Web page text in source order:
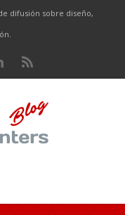
difusión sobre diseño,